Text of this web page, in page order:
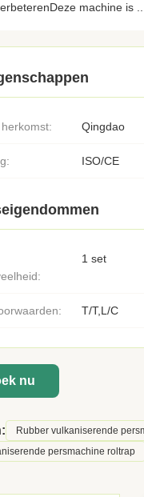
machine is ...
Qingdao
ISO/CE
1 set
T/T,L/C
nu
Rubber vulkaniserende
persmachine roltrap